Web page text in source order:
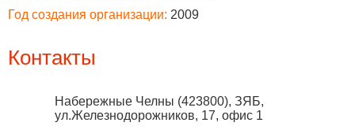
Год создания организации: 2009
Контакты
Набережные Челны (423800), ЗЯБ,
ул.Железнодорожников, 17, офис 1